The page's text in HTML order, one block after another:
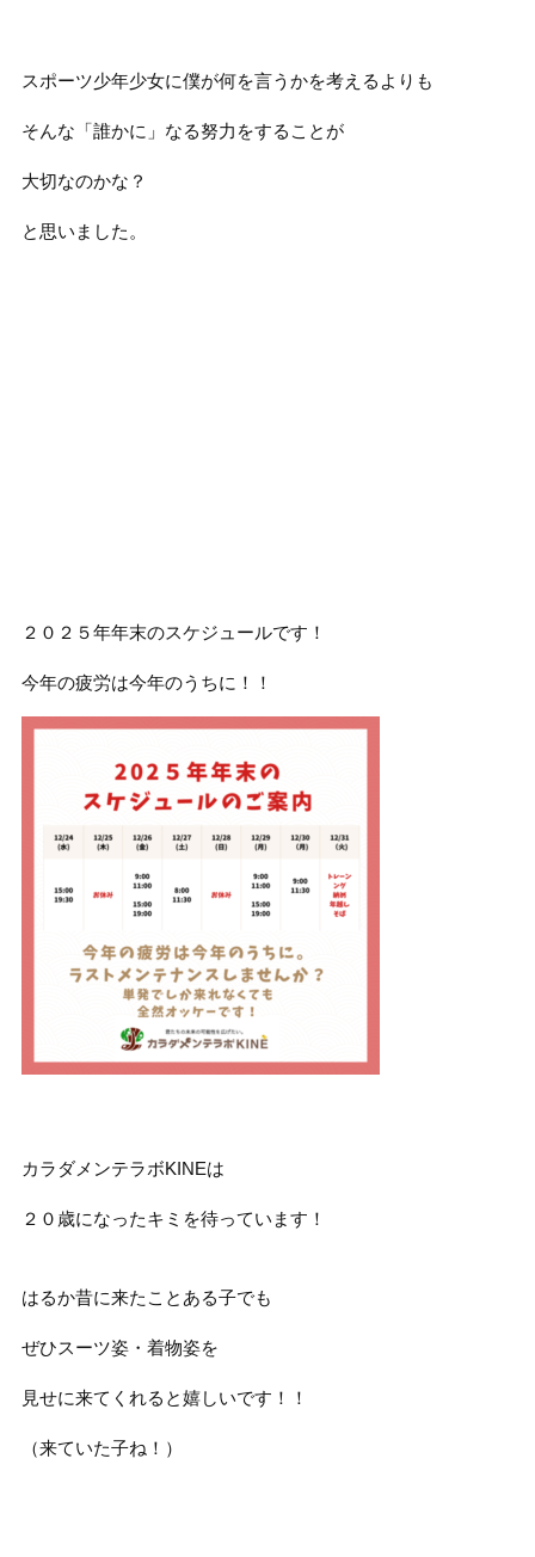
スポーツ少年少女に僕が何を言うかを考えるよりも
そんな「誰かに」なる努力をすることが
大切なのかな？
と思いました。
２０２５年年末のスケジュールです！
今年の疲労は今年のうちに！！
カラダメンテラボKINEは
２０歳になったキミを待っています！
はるか昔に来たことある子でも
ぜひスーツ姿・着物姿を
見せに来てくれると嬉しいです！！
（来ていた子ね！）